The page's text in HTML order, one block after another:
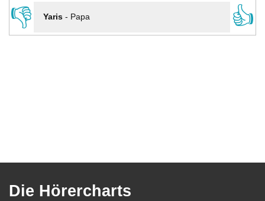
👎
Yaris- Papa 👍
Die Hörercharts